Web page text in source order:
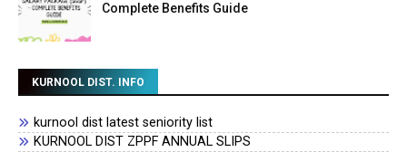
Complete Benefits Guide
KURNOOL DIST. INFO
kurnool dist latest seniority list
KURNOOL DIST ZPPF ANNUAL SLIPS